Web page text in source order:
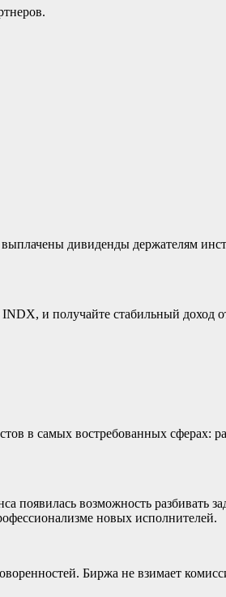
дивиденды держателям
и получайте стабильный доход
в самых востребованных сферах:
возможность разбивать
новых исполнителей.
Биржа не взимает